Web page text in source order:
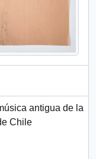
antigua de la
Chile